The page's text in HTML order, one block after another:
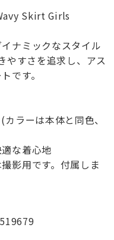
Skirt Girls
ナミックなスタイル
やすさを追求し、アス
です。
ラーは本体と同色、
な着心地
影用です。付属しま